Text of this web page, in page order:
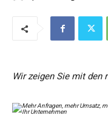
Wir zeigen Sie mit den